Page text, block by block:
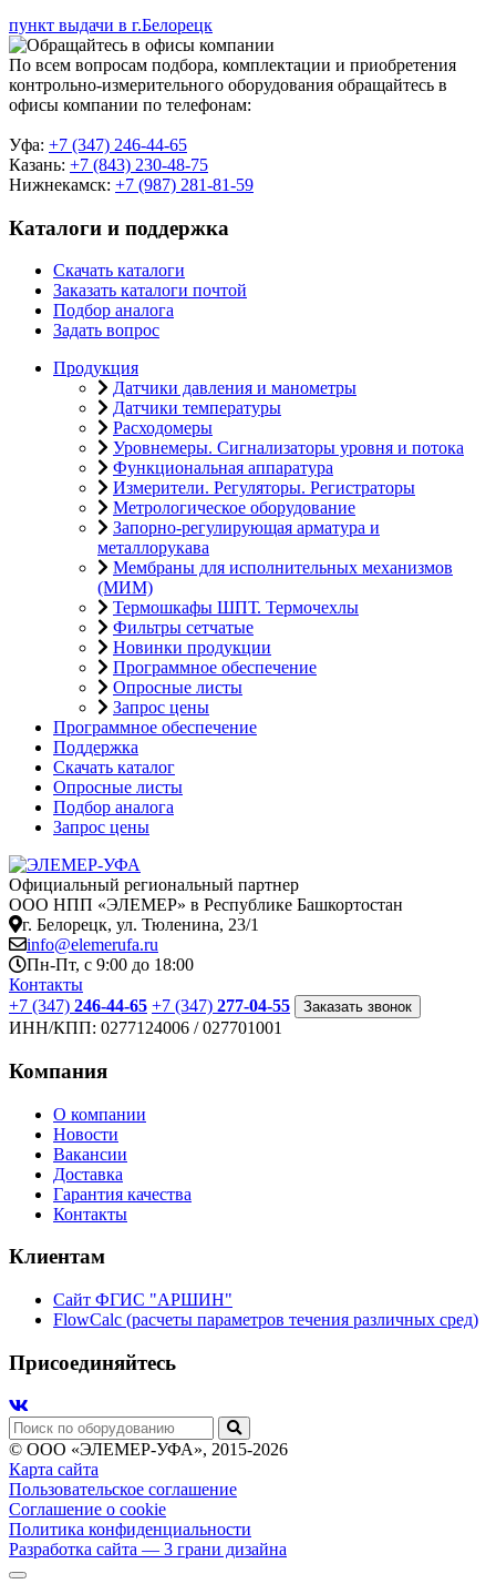
пункт выдачи в г.Белорецк
По всем вопросам подбора, комплектации и приобретения
контрольно-измерительного оборудования обращайтесь в
офисы компании по телефонам:
Уфа: +7 (347) 246-44-65
Казань: +7 (843) 230-48-75
Нижнекамск: +7 (987) 281-81-59
Каталоги и поддержка
Скачать каталоги
Заказать каталоги почтой
Подбор аналога
Задать вопрос
Продукция
Датчики давления и манометры
Датчики температуры
Расходомеры
Уровнемеры. Сигнализаторы уровня и потока
Функциональная аппаратура
Измерители. Регуляторы. Регистраторы
Метрологическое оборудование
Запорно-регулирующая арматура и
металлорукава
Мембраны для исполнительных механизмов
(МИМ)
Термошкафы ШПТ. Термочехлы
Фильтры сетчатые
Новинки продукции
Программное обеспечение
Опросные листы
Запрос цены
Программное обеспечение
Поддержка
Скачать каталог
Опросные листы
Подбор аналога
Запрос цены
Официальный региональный партнер
ООО НПП «ЭЛЕМЕР» в Республике Башкортостан
г. Белорецк, ул. Тюленина, 23/1
info@elemerufa.ru
Пн-Пт, с 9:00 до 18:00
Контакты
+7 (347) 246-44-65 +7 (347) 277-04-55 Заказать звонок
ИНН/КПП: 0277124006 / 027701001
Компания
О компании
Новости
Вакансии
Доставка
Гарантия качества
Контакты
Клиентам
Сайт ФГИС "АРШИН"
FlowCalc (расчеты параметров течения различных сред)
Присоединяйтесь
© ООО «ЭЛЕМЕР-УФА», 2015-2026
Карта сайта
Пользовательское соглашение
Соглашение о cookie
Политика конфиденциальности
Разработка сайта — 3 грани дизайна